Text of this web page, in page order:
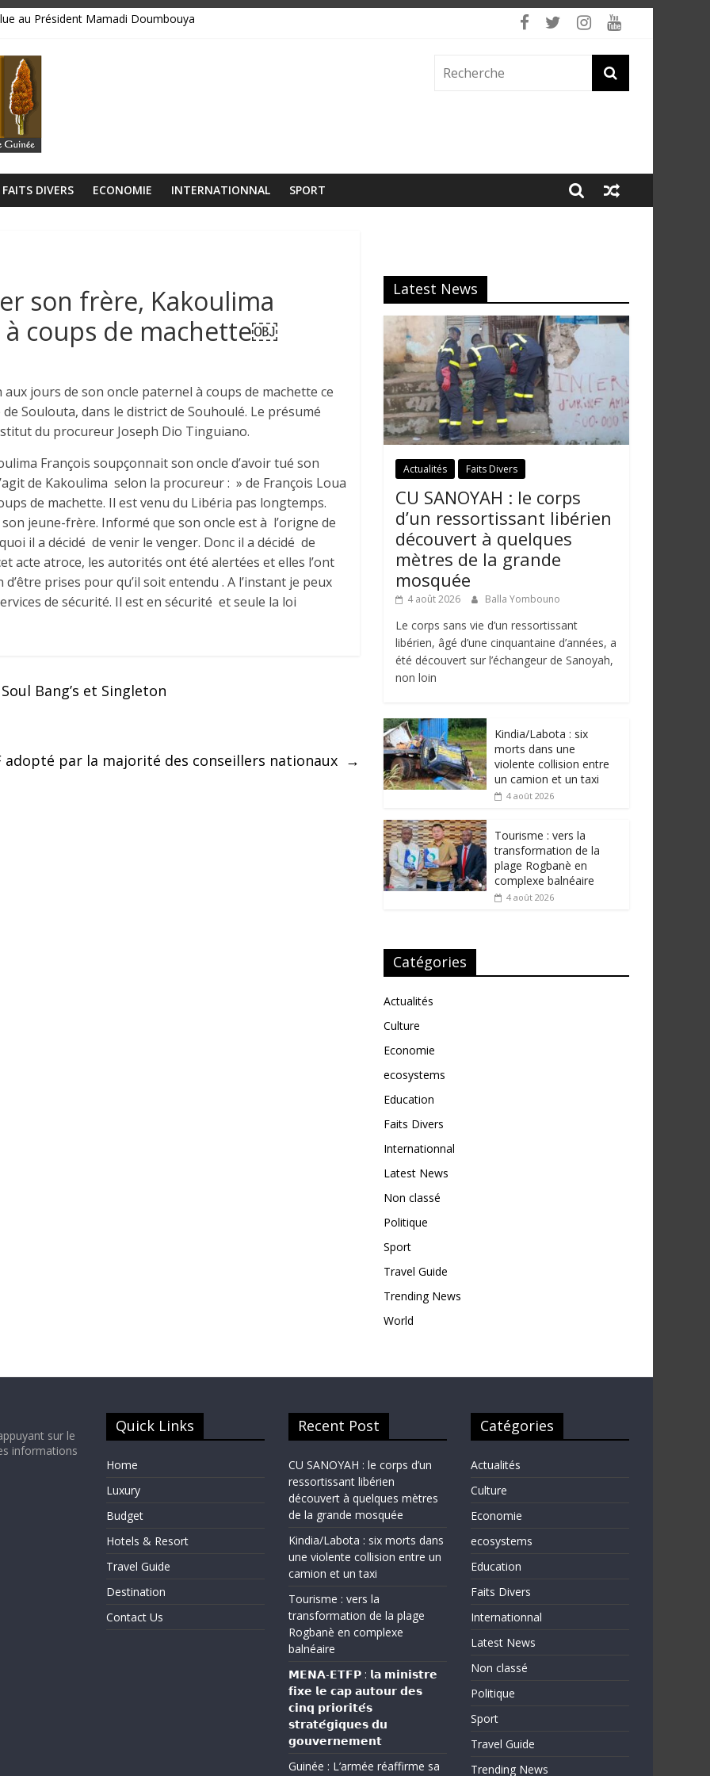
au Président Mamadi Doumbouya
entre un camion et un taxi
Rogbanè en complexe balnéaire
𝗱𝗲𝘀 𝗰𝗶𝗻𝗾 𝗽𝗿𝗶𝗼𝗿𝗶𝘁𝗲́𝘀 𝘀𝘁𝗿𝗮𝘁𝗲́𝗴𝗶𝗾𝘂𝗲𝘀 𝗱𝘂 𝗴𝗼𝘂𝘃𝗲𝗿𝗻𝗲𝗺𝗲𝗻𝘁
FAITS DIVERS ECONOMIE INTERNATIONNAL SPORT
son frère, Kakoulima
à coups de machette￼
jours de son oncle paternel à coups de machette ce
Soulouta, dans le district de Souhoulé. Le présumé
du procureur Joseph Dio Tinguiano.
François soupçonnait son oncle d’avoir tué son
de Kakoulima selon la procureur : » de François Loua
de machette. Il est venu du Libéria pas longtemps.
jeune-frère. Informé que son oncle est à l’origne de
il a décidé de venir le venger. Donc il a décidé de
acte atroce, les autorités ont été alertées et elles l’ont
prises pour qu’il soit entendu . A l’instant je peux
de sécurité. Il est en sécurité et seule la loi
Bang’s et Singleton
adopté par la majorité des conseillers nationaux →
Latest News
Actualités Faits Divers
CU SANOYAH : le corps
d’un ressortissant libérien
découvert à quelques
mètres de la grande
mosquée
4 août 2026 Balla Yombouno
Le corps sans vie d’un ressortissant
libérien, âgé d’une cinquantaine d’années, a
été découvert sur l’échangeur de Sanoyah,
non loin
Kindia/Labota : six
morts dans une
violente collision entre
un camion et un taxi
4 août 2026
Tourisme : vers la
transformation de la
plage Rogbanè en
complexe balnéaire
4 août 2026
Catégories
Actualités
Culture
Economie
ecosystems
Education
Faits Divers
Internationnal
Latest News
Non classé
Politique
Sport
Travel Guide
Trending News
World
sur le
informations
Quick Links
Home
Luxury
Budget
Hotels & Resort
Travel Guide
Destination
Contact Us
Recent Post
CU SANOYAH : le corps d’un
ressortissant libérien
découvert à quelques mètres
de la grande mosquée
Kindia/Labota : six morts dans
une violente collision entre un
camion et un taxi
Tourisme : vers la
transformation de la plage
Rogbanè en complexe
balnéaire
𝗠𝗘𝗡𝗔-𝗘𝗧𝗙𝗣 : 𝗹𝗮 𝗺𝗶𝗻𝗶𝘀𝘁𝗿𝗲
𝗳𝗶𝘅𝗲 𝗹𝗲 𝗰𝗮𝗽 𝗮𝘂𝘁𝗼𝘂𝗿 𝗱𝗲𝘀
𝗰𝗶𝗻𝗾 𝗽𝗿𝗶𝗼𝗿𝗶𝘁𝗲́𝘀
𝘀𝘁𝗿𝗮𝘁𝗲́𝗴𝗶𝗾𝘂𝗲𝘀 𝗱𝘂
𝗴𝗼𝘂𝘃𝗲𝗿𝗻𝗲𝗺𝗲𝗻𝘁
Guinée : L’armée réaffirme sa
Catégories
Actualités
Culture
Economie
ecosystems
Education
Faits Divers
Internationnal
Latest News
Non classé
Politique
Sport
Travel Guide
Trending News